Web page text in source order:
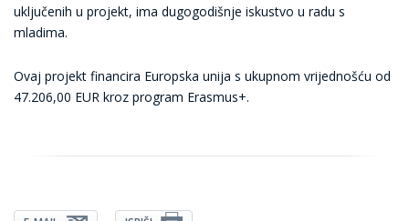
uključenih u projekt, ima dugogodišnje iskustvo u radu s
mladima.
Ovaj projekt financira Europska unija s ukupnom vrijednošću od
47.206,00 EUR kroz program Erasmus+.